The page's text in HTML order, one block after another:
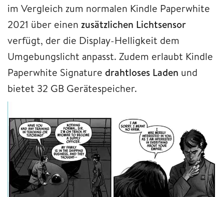
im Vergleich zum normalen Kindle Paperwhite
2021 über einen zusätzlichen Lichtsensor
verfügt, der die Display-Helligkeit dem
Umgebungslicht anpasst. Zudem erlaubt Kindle
Paperwhite Signature drahtloses Laden und
bietet 32 GB Gerätespeicher.